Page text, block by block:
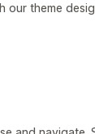
our theme